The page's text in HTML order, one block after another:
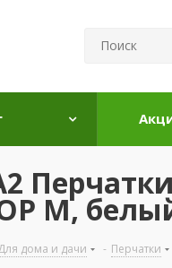
M,
дома и дачи - Перчатки